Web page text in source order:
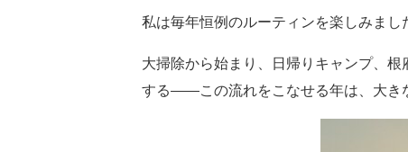
私は毎年恒例のルーティンを楽しみまし
大掃除から始まり、日帰りキャンプ、
する――この流れをこなせる年は、大き